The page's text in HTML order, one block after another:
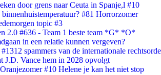
door grens naar Ceuta in Spanje,l #10
#81 Horrorzomer
topic #3
2.0 #636 - Team 1 beste team *G* *O*
in een relatie kunnen vergeven?
spammers van de internationale rechtsorde
J.D. Vance hem in 2028 opvolgt
#10 Helene je kan het niet stop